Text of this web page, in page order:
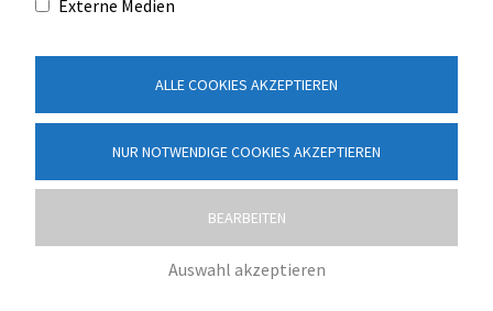
Kontakt
Impressum
Datenschutzerklärung
Archiv
© 2026 Grundschule und Mittelschule Merching | Kirchstraße
15 | 86504 Merching
Externe Medien
ALLE COOKIES AKZEPTIEREN
NUR NOTWENDIGE COOKIES AKZEPTIEREN
BEARBEITEN
Auswahl akzeptieren